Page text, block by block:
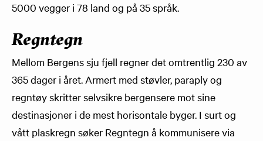
5000 vegger i 78 land og på 35 språk.
Regntegn
Mellom Bergens sju fjell regner det omtrentlig 230 av
365 dager i året. Armert med støvler, paraply og
regntøy skritter selvsikre bergensere mot sine
destinasjoner i de mest horisontale byger. I surt og
vått plaskregn søker Regntegn å kommunisere via